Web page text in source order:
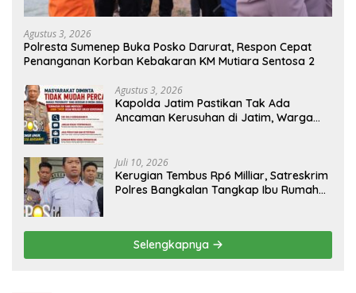
Agustus 3, 2026
Polresta Sumenep Buka Posko Darurat, Respon Cepat
Penanganan Korban Kebakaran KM Mutiara Sentosa 2
Agustus 3, 2026
Kapolda Jatim Pastikan Tak Ada
Ancaman Kerusuhan di Jatim, Warga
Juli 10, 2026
Kerugian Tembus Rp6 Milliar, Satreskrim
Polres Bangkalan Tangkap Ibu Rumah
Selengkapnya